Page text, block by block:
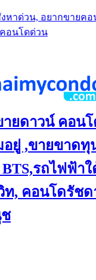
หาด่วน, อยากขายคอ
อนโดด่วน
ายดาวน์ คอน
ยู่ ,ขายขาดทุ
รถไฟฟ้า
, คอนโดรัชด